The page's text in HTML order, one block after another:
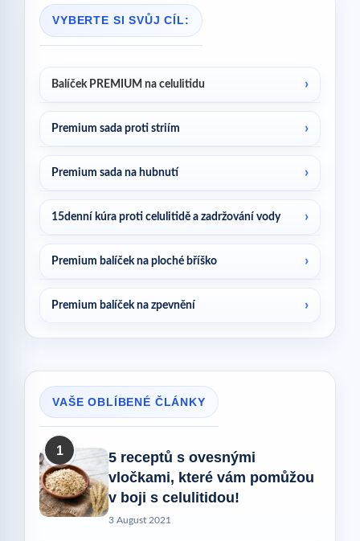
VYBERTE SI SVŮJ CÍL:
Balíček PREMIUM na celulitidu
Premium sada proti striím
Premium sada na hubnutí
15denní kúra proti celulitidě a zadržování vody
Premium balíček na ploché bříško
Premium balíček na zpevnění
VAŠE OBLÍBENÉ ČLÁNKY
1
5 receptů s ovesnými
vločkami, které vám pomůžou
v boji s celulitidou!
3 August 2021